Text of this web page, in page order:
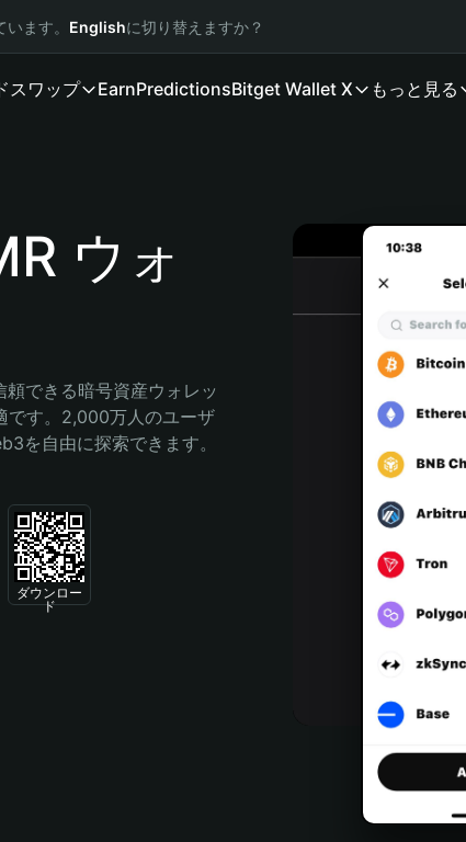
ます。 Englishに切り替えますか？
スワップ EarnPredictionsBitget Wallet X もっと見る
ウォ
できる暗号資産ウォレッ
です。2,000万人のユーザ
を自由に探索できます。
ダウンロー
ド